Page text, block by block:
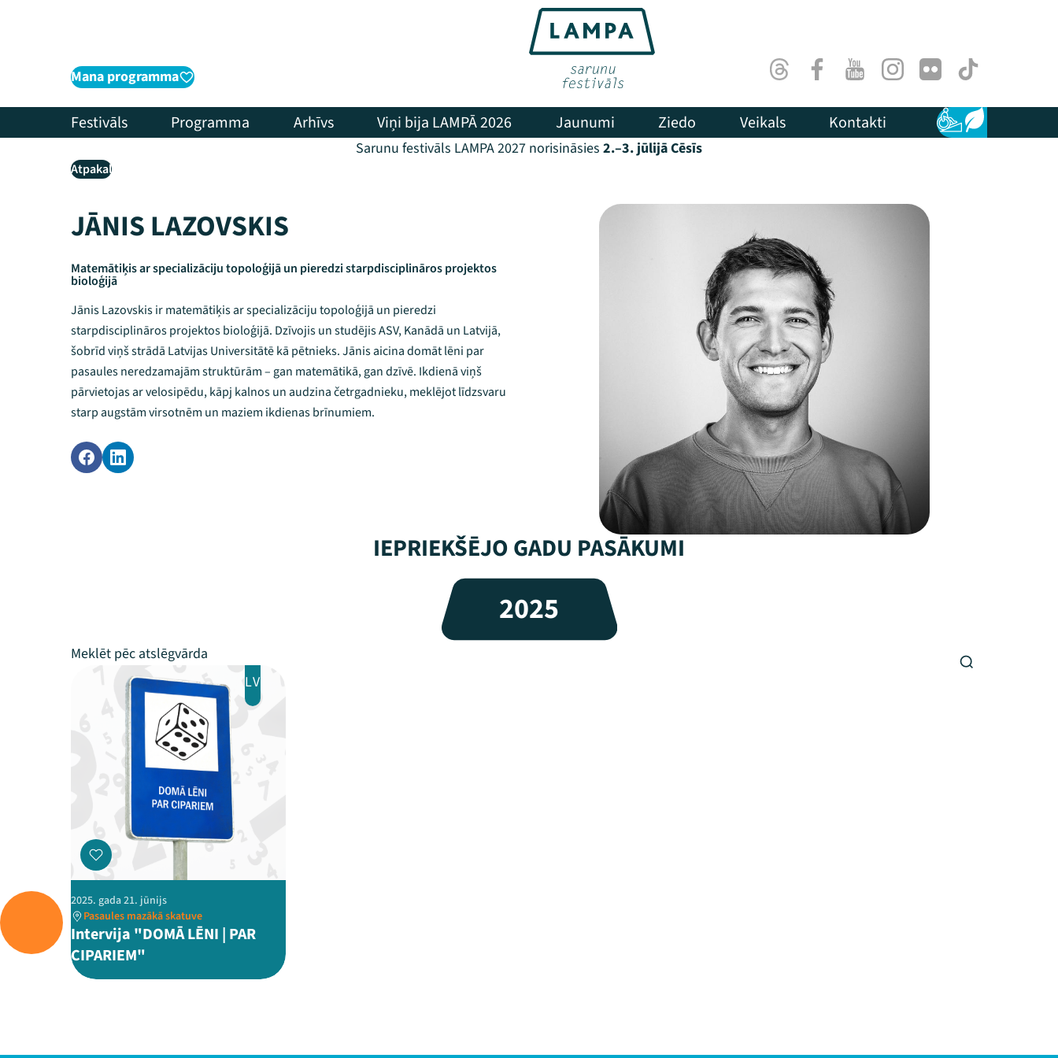
Mana programma ThreadsFacebookYoutubeInstagram
Flick TikTok
Festivāls Programma Arhīvs Viņi bija LAMPĀ 2026 Jaunumi Ziedo Veikals Kontakti Pieejamība
Ilgtspēja
Sarunu festivāls LAMPA 2027 norisināsies 2.–3. jūlijā Cēsīs
Atpakaļ
JĀNIS LAZOVSKIS
Matemātiķis ar specializāciju topoloģijā un pieredzi starpdisciplināros projektos
bioloģijā
Jānis Lazovskis ir matemātiķis ar specializāciju topoloģijā un pieredzi
starpdisciplināros projektos bioloģijā. Dzīvojis un studējis ASV, Kanādā un Latvijā,
šobrīd viņš strādā Latvijas Universitātē kā pētnieks. Jānis aicina domāt lēni par
pasaules neredzamajām struktūrām – gan matemātikā, gan dzīvē. Ikdienā viņš
pārvietojas ar velosipēdu, kāpj kalnos un audzina četrgadnieku, meklējot līdzsvaru
starp augstām virsotnēm un maziem ikdienas brīnumiem.
IEPRIEKŠĒJO GADU PASĀKUMI
2025
LV
2025. gada 21. jūnijs
Pasaules mazākā skatuve
Intervija "DOMĀ LĒNI | PAR
CIPARIEM"